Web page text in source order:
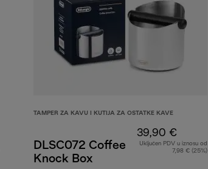
TAMPER ZA KAVU I KUTIJA ZA OSTATKE KAVE
DLSC072 Coffee
Knock Box
39,90 €
Uključen PDV u iznosu od
7,98 € (25%)